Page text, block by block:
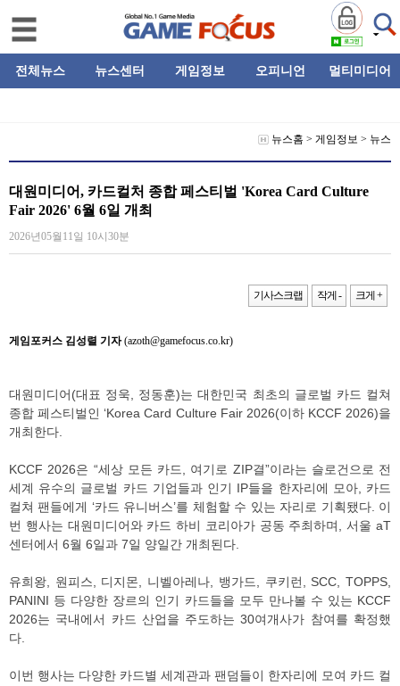
전체뉴스 뉴스센터 게임정보 오피니언 멀티미디어
뉴스홈 > 게임정보 > 뉴스
대원미디어, 카드컬처 종합 페스티벌 'Korea Card Culture
Fair 2026' 6월 6일 개최
2026년05월11일 10시30분
기사스크랩 작게 - 크게 +
게임포커스 김성렬 기자(azoth@gamefocus.co.kr)
대원미디어(대표 정욱, 정동훈)는 대한민국 최초의 글로벌 카드 컬쳐
종합 페스티벌인 ‘Korea Card Culture Fair 2026(이하 KCCF 2026)을
개최한다.
KCCF 2026은 “세상 모든 카드, 여기로 ZIP결”이라는 슬로건으로 전
세계 유수의 글로벌 카드 기업들과 인기 IP들을 한자리에 모아, 카드
컬쳐 팬들에게 ‘카드 유니버스’를 체험할 수 있는 자리로 기획됐다. 이
번 행사는 대원미디어와 카드 하비 코리아가 공동 주최하며, 서울 aT
센터에서 6월 6일과 7일 양일간 개최된다.
유희왕, 원피스, 디지몬, 니벨아레나, 뱅가드, 쿠키런, SCC, TOPPS,
PANINI 등 다양한 장르의 인기 카드들을 모두 만나볼 수 있는 KCCF
2026는 국내에서 카드 산업을 주도하는 30여개사가 참여를 확정했
다.
이번 행사는 다양한 카드별 세계관과 팬덤들이 한자리에 모여 카드 컬